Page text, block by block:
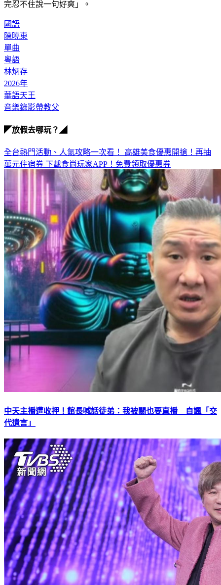
完忍不住說一句好爽」。
國語
陳曉東
單曲
粵語
林炳存
2026年
華語天王
音樂錄影帶教父
◤放假去哪玩？◢
全台熱門活動、人氣攻略一次看！ 高雄美食優惠開搶！再抽
萬元住宿券 下載食尚玩家APP！免費領取優惠券
中天主播遭收押！館長喊話徒弟：我被關也要直播 自諷「交
代遺言」